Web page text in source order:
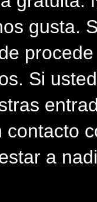
gusta.
Si
contacto
a